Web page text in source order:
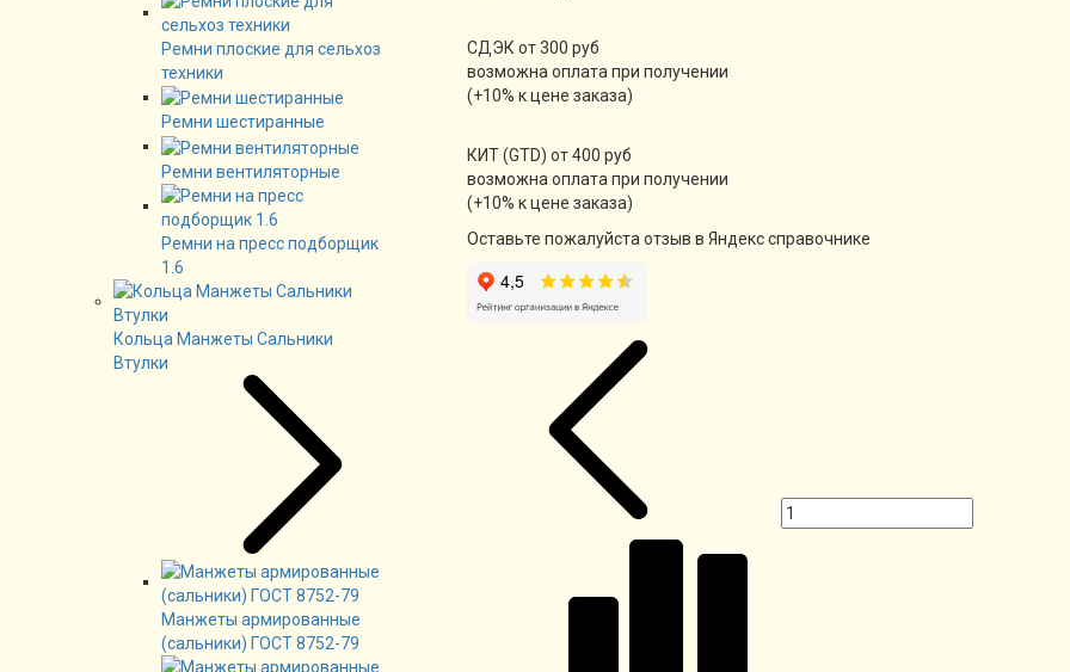
Ремни плоские для сельхоз
техники
Ремни шестиранные
Ремни вентиляторные
Ремни на пресс подборщик
1.6
Кольца Манжеты Сальники
Втулки
Манжеты армированные
(сальники) ГОСТ 8752-79
СДЭК от 300 руб
возможна оплата при получении
(+10% к цене заказа)
КИТ (GTD) от 400 руб
возможна оплата при получении
(+10% к цене заказа)
Оставьте пожалуйста отзыв в Яндекс справочнике